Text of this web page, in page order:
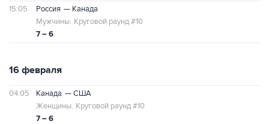
15:05 Россия — Канада
7 – 6
Мужчины. Круговой раунд #10
16 февраля
04:05 Канада — США
7 – 6
Женщины. Круговой раунд #10